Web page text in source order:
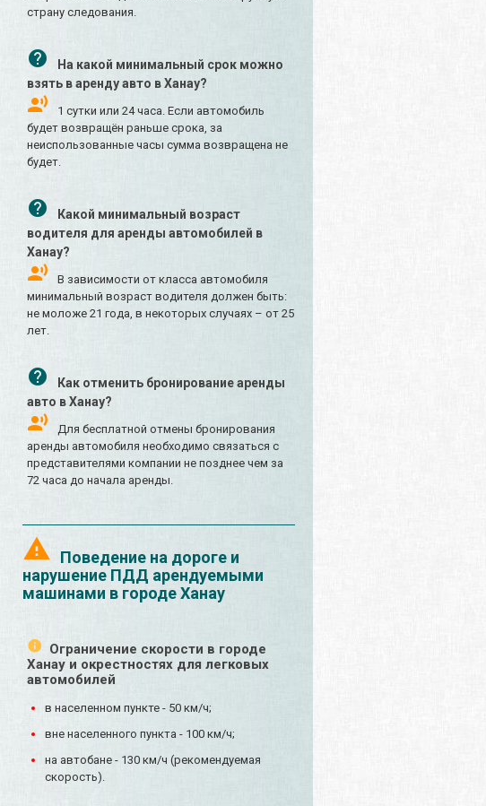
страну следования.
На какой минимальный срок можно
взять в аренду авто в Ханау?
1 сутки или 24 часа. Если автомобиль
будет возвращён раньше срока, за
неиспользованные часы сумма возвращена не
будет.
Какой минимальный возраст
водителя для аренды автомобилей в
Ханау?
В зависимости от класса автомобиля
минимальный возраст водителя должен быть:
не моложе 21 года, в некоторых случаях – от 25
лет.
Как отменить бронирование аренды
авто в Ханау?
Для бесплатной отмены бронирования
аренды автомобиля необходимо связаться с
представителями компании не позднее чем за
72 часа до начала аренды.
Поведение на дороге и
нарушение ПДД арендуемыми
машинами в городе Ханау
Ограничение скорости в городе
Ханау и окрестностях для легковых
автомобилей
в населенном пункте - 50 км/ч;
вне населенного пункта - 100 км/ч;
на автобане - 130 км/ч (рекомендуемая
скорость).